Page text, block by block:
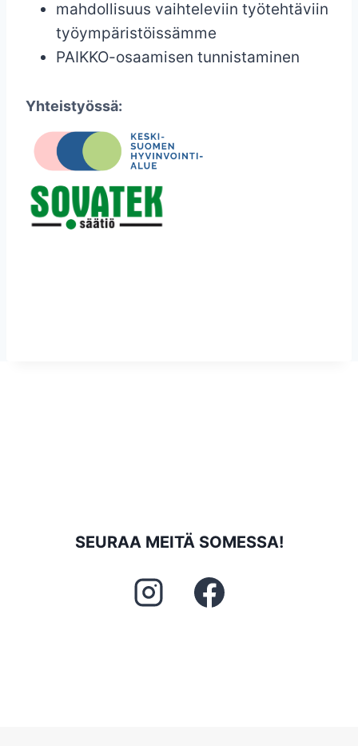
mahdollisuus vaihteleviin työtehtäviin
työympäristöissämme
PAIKKO-osaamisen tunnistaminen
Yhteistyössä:
SEURAA MEITÄ SOMESSA!